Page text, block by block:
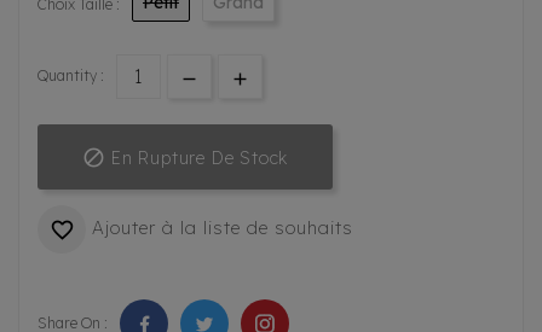
Choix Taille :
Quantity :
 En Rupture De Stock
 Ajouter à la liste de souhaits
Share On :